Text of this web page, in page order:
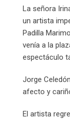
La señora
un artista
Padilla
venía a la
espectáculo
Jorge
afecto y
El artista